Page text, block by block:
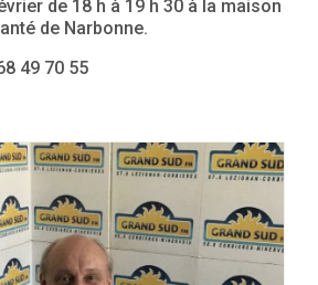
de 18 h à 19 h 30 à la maison
de Narbonne.
49 70 55